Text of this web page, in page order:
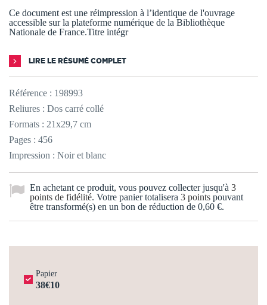
Ce document est une réimpression à l’identique de l'ouvrage
accessible sur la plateforme numérique de la Bibliothèque
Nationale de France.Titre intégr
LIRE LE RÉSUMÉ COMPLET
Référence : 198993
Reliures : Dos carré collé
Formats : 21x29,7 cm
Pages : 456
Impression : Noir et blanc
En achetant ce produit, vous pouvez collecter jusqu'à 3
points de fidélité. Votre panier totalisera 3 points pouvant
être transformé(s) en un bon de réduction de 0,60 €.
Papier
38€10